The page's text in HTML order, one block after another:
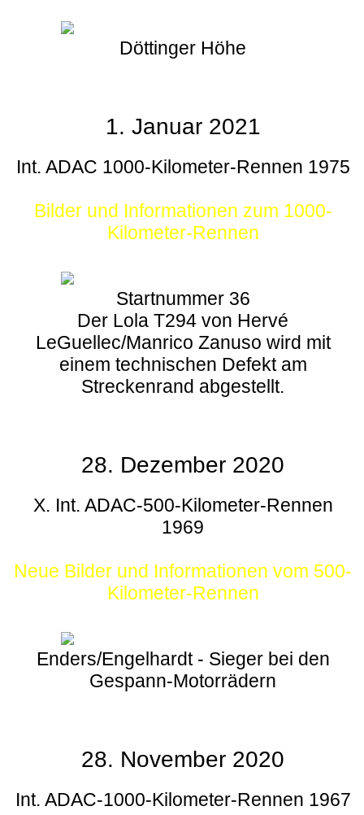
Döttinger Höhe
1. Januar 2021
Int. ADAC 1000-Kilometer-Rennen 1975
Bilder und Informationen zum 1000-
Kilometer-Rennen
Startnummer 36
Der Lola T294 von Hervé
LeGuellec/Manrico Zanuso wird mit
einem technischen Defekt am
Streckenrand abgestellt.
28. Dezember 2020
X. Int. ADAC-500-Kilometer-Rennen
1969
Neue Bilder und Informationen vom 500-
Kilometer-Rennen
Enders/Engelhardt - Sieger bei den
Gespann-Motorrädern
28. November 2020
Int. ADAC-1000-Kilometer-Rennen 1967